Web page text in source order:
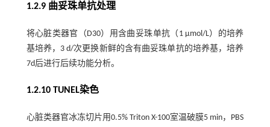
1.2.9 曲妥珠单抗处理
将心脏类器官（D30）用含曲妥珠单抗（1 μmol/L）的培养
基培养，3 d/次更换新鲜的含有曲妥珠单抗的培养基，培养
7d后进行后续功能分析。
1.2.10 TUNEL染色
心脏类器官冰冻切片用0.5% Triton X-100室温破膜5 min，PBS